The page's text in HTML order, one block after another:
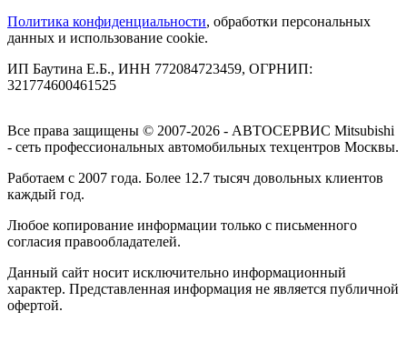
Политика конфиденциальности, обработки персональных
данных и использование cookie.
ИП Баутина Е.Б., ИНН 772084723459, ОГРНИП:
321774600461525
Все права защищены © 2007-2026 - АВТОСЕРВИС Mitsubishi
- сеть профессиональных автомобильных техцентров Москвы.
Работаем с 2007 года. Более 12.7 тысяч довольных клиентов
каждый год.
Любое копирование информации только с письменного
согласия правообладателей.
Данный сайт носит исключительно информационный
характер. Представленная информация не является публичной
офертой.